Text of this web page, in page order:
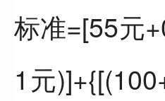
标准=[55元
1元